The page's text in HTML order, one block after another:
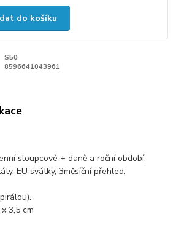
do košíku
S50
8596641043961
sloupcové + daně a roční období,
EU svátky, 3měsíční přehled.
3,5 cm